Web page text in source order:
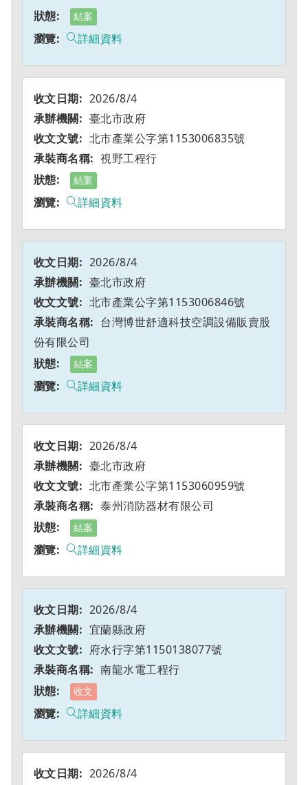
結案
詳細資料
2026/8/4
臺北市政府
北市產業公字第1153006835號
視野工程行
結案
詳細資料
2026/8/4
臺北市政府
北市產業公字第1153006846號
台灣博世舒適科技空調設備販賣股
份有限公司
結案
詳細資料
2026/8/4
臺北市政府
北市產業公字第1153060959號
泰州消防器材有限公司
結案
詳細資料
2026/8/4
宜蘭縣政府
府水行字第1150138077號
南龍水電工程行
收文
詳細資料
2026/8/4